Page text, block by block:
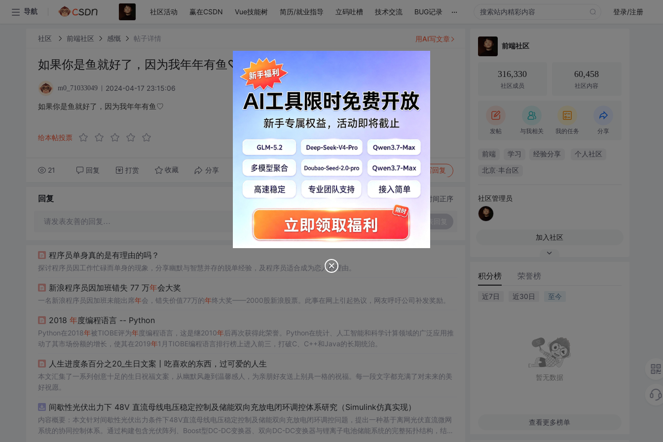
导航 社区活动 赢在CSDN Vue技能树 简历/就业指导 立码吐槽 技术交流 BUG记录 ... 登录/注册
社区 前端社区 感慨 帖子详情
如果你是鱼就好了，因为我年年有鱼♡
m0_71033049 2024-04-17 23:15:06
如果你是鱼就好了，因为我年年有鱼♡
给本帖投票
21 回复 打赏 收藏 分享 转发到动态 举报 写回复
用AI写文章
回复 切换为时间正序
请发表友善的回复…
程序员单身真的是有理由的吗？
探讨程序员因工作忙碌而单身的现象，分享幽默与智慧并存的脱单经验，及程序员适合成为恋人的理由。
新浪程序员因加班错失 77 万年会大奖
一名新浪程序员因加班未能出席年会，错失价值77万的年终大奖——2000股新浪股票。此事在网上引起热议，网友呼吁公司补发奖励。
2018 年度编程语言 -- Python
Python在2018年被TIOBE评为年度编程语言，这是继2010年后再次获得此荣誉。Python在统计、人工智能和科学计算领域的广泛应用推
动了其市场份额的增长，使其在2019年1月TIOBE编程语言排行榜上进入前三，打破C、C++和Java的长期统治。
人生进度条百分之20_生日文案丨吃喜欢的东西，过可爱的人生
本文汇集了一系列创意十足的生日祝福文案，从幽默风趣到温馨感人，为亲朋好友送上别具一格的祝福。每一段文字都充满了对未来的美
好祝愿。
间歇性光伏出力下 48V 直流母线电压稳定控制及储能双向充放电闭环调控体系研究（Simulink仿真实现）
内容概要：本文针对间歇性光伏出力条件下48V直流母线电压稳定控制及储能双向充放电闭环调控问题，提出一种基于离网光伏直流微网
系统的协同控制体系。通过构建包含光伏阵列、Boost型DC-DC变换器、双向DC-DC变换器与锂离子电池储能系统的完整拓扑结构，结合
前端社区
316,330
社区成员
60,458
社区内容
发帖 与我相关 我的任务 分享
前端 学习 经验分享 个人社区
北京·丰台区
社区管理员
加入社区
积分榜 荣誉榜
近7日 近30日 至今
暂无数据
查看更多榜单